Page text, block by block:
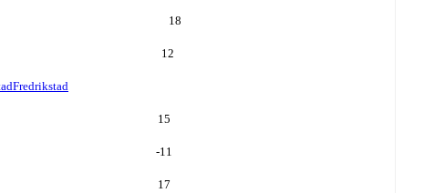
18
12
Fredrikstad
15
-11
17